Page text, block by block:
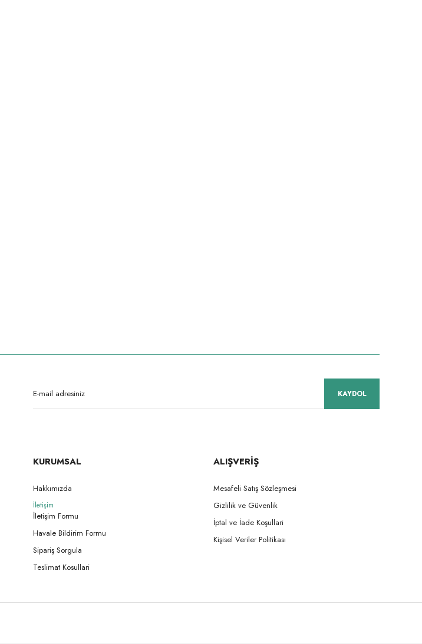
KAYDOL
KURUMSAL
Hakkımızda
İletişim
İletişim Formu
Havale Bildirim Formu
Sipariş Sorgula
Teslimat Kosullari
ALIŞVERİŞ
Mesafeli Satış Sözleşmesi
Gizlilik ve Güvenlik
İptal ve İade Koşullari
Kişisel Veriler Politikası